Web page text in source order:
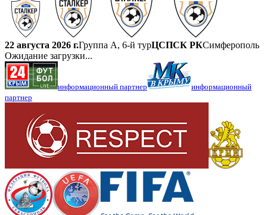
22 августа 2026 г.Группа А, 6-й турЦСПСК РКСимферополь
Ожидание загрузки...
информационный партнер
информационный
партнер